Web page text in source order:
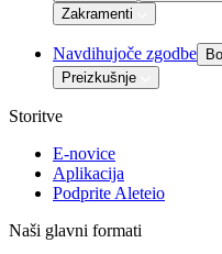
Zakramenti
Navdihujoče zgodbe
Preizkušnje
Storitve
E-novice
Aplikacija
Podprite Aleteio
Naši glavni formati